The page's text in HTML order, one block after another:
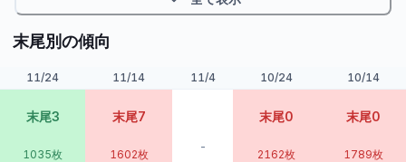
末尾別の傾向
11/24 11/14 11/4 10/24 10/14
末尾3
1035枚
末尾7
1602枚
-
末尾0
2162枚
末尾0
1789枚